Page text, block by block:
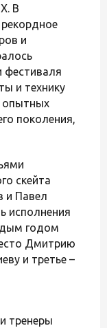
В
и
фестиваля
и технику
опытных
поколения,
скейта
и Павел
исполнения
годом
Дмитрию
и третье –
тренеры